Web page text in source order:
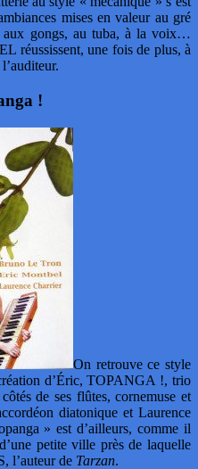
mises en valeur au gré
aux gongs, au tuba, à la voix…
réussissent, une fois de plus, à
!
On retrouve ce style
d’Éric, TOPANGA !, trio
de ses flûtes, cornemuse et
diatonique et Laurence
» est d’ailleurs, comme il
petite ville près de laquelle
l’auteur de Tarzan.